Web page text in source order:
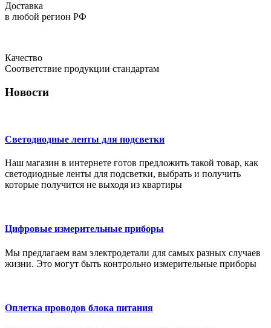
Доставка
в любой регион РФ
Качество
Соответствие продукции стандартам
Новости
Светодиодные ленты для подсветки
Наш магазин в интернете готов предложить такой товар, как
светодиодные ленты для подсветки, выбрать и получить
которые получится не выходя из квартиры
Цифровые измерительные приборы
Мы предлагаем вам электродетали для самых разных случаев
жизни. Это могут быть контрольно измерительные приборы
Оплетка проводов блока питания